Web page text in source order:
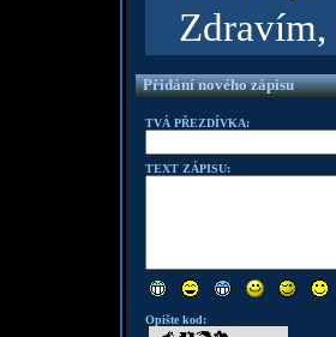
Přidání nového zápisu
TVÁ PŘEZDÍVKA:
TEXT ZÁPISU:
Opište kod: